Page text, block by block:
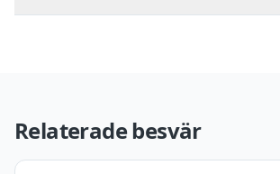
Relaterade besvär